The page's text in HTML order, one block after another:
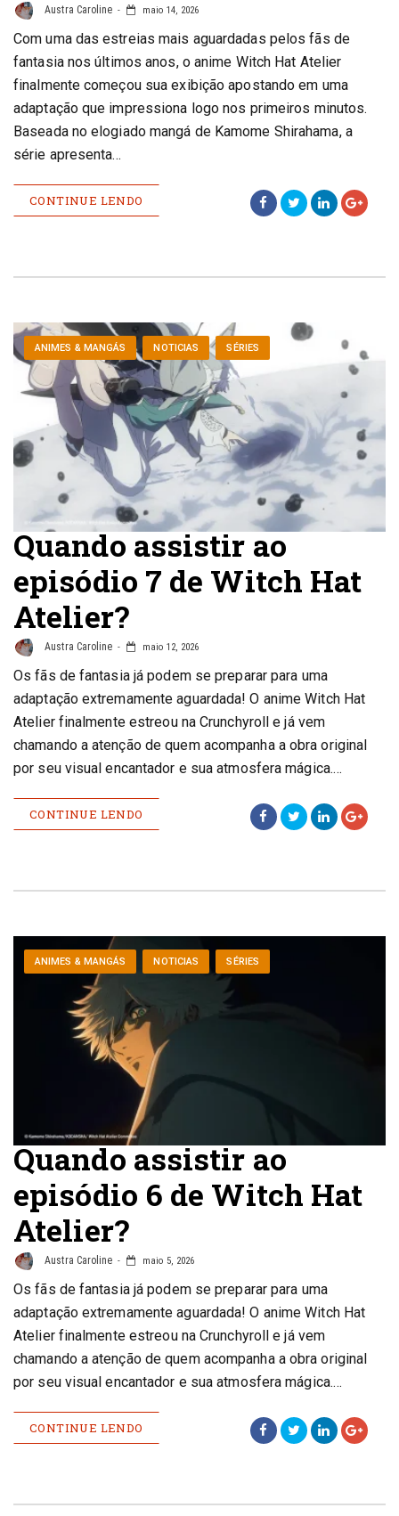
Austra Caroline maio 14, 2026
Com uma das estreias mais aguardadas pelos fãs de
fantasia nos últimos anos, o anime Witch Hat Atelier
finalmente começou sua exibição apostando em uma
adaptação que impressiona logo nos primeiros minutos.
Baseada no elogiado mangá de Kamome Shirahama, a
série apresenta…
CONTINUE LENDO
ANIMES & MANGÁS NOTICIAS SÉRIES
Quando assistir ao
episódio 7 de Witch Hat
Atelier?
Austra Caroline maio 12, 2026
Os fãs de fantasia já podem se preparar para uma
adaptação extremamente aguardada! O anime Witch Hat
Atelier finalmente estreou na Crunchyroll e já vem
chamando a atenção de quem acompanha a obra original
por seu visual encantador e sua atmosfera mágica.…
CONTINUE LENDO
ANIMES & MANGÁS NOTICIAS SÉRIES
Quando assistir ao
episódio 6 de Witch Hat
Atelier?
Austra Caroline maio 5, 2026
Os fãs de fantasia já podem se preparar para uma
adaptação extremamente aguardada! O anime Witch Hat
Atelier finalmente estreou na Crunchyroll e já vem
chamando a atenção de quem acompanha a obra original
por seu visual encantador e sua atmosfera mágica.…
CONTINUE LENDO